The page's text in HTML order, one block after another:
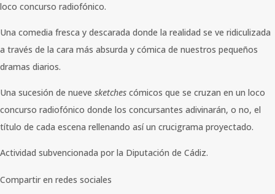
loco concurso radiofónico.
Una comedia fresca y descarada donde la realidad se ve ridiculizada
a través de la cara más absurda y cómica de nuestros pequeños
dramas diarios.
Una sucesión de nueve sketches cómicos que se cruzan en un loco
concurso radiofónico donde los concursantes adivinarán, o no, el
título de cada escena rellenando así un crucigrama proyectado.
Actividad subvencionada por la Diputación de Cádiz.
Compartir en redes sociales